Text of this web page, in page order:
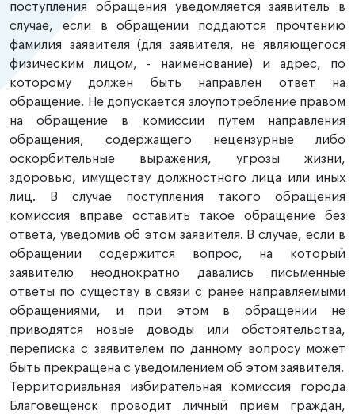
поступления обращения уведомляется заявитель в
случае, если в обращении поддаются прочтению
фамилия заявителя (для заявителя, не являющегося
физическим лицом, - наименование) и адрес, по
которому должен быть направлен ответ на
обращение. Не допускается злоупотребление правом
на обращение в комиссии путем направления
обращения, содержащего нецензурные либо
оскорбительные выражения, угрозы жизни,
здоровью, имуществу должностного лица или иных
лиц. В случае поступления такого обращения
комиссия вправе оставить такое обращение без
ответа, уведомив об этом заявителя. В случае, если в
обращении содержится вопрос, на который
заявителю неоднократно давались письменные
ответы по существу в связи с ранее направляемыми
обращениями, и при этом в обращении не
приводятся новые доводы или обстоятельства,
переписка с заявителем по данному вопросу может
быть прекращена с уведомлением об этом заявителя.
Территориальная избирательная комиссия города
Благовещенск проводит личный прием граждан,